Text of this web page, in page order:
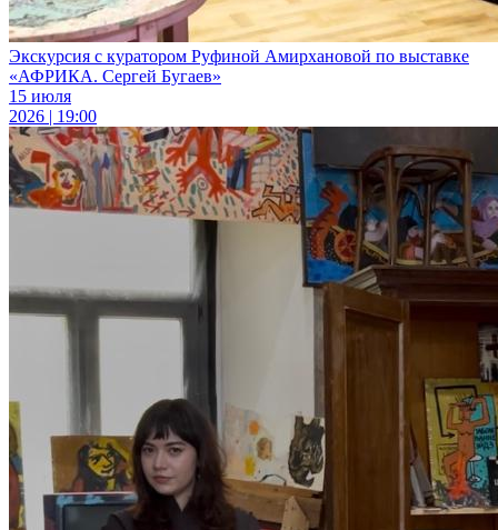
Экскурсия с куратором Руфиной Амирхановой по выставке
«АФРИКА. Сергей Бугаев»
15 июля
2026 | 19:00